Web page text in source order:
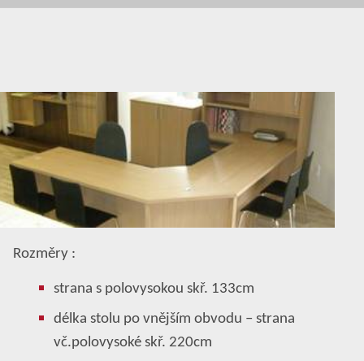
Rozměry :
strana s polovysokou skř. 133cm
délka stolu po vnějším obvodu – strana
vč.polovysoké skř. 220cm